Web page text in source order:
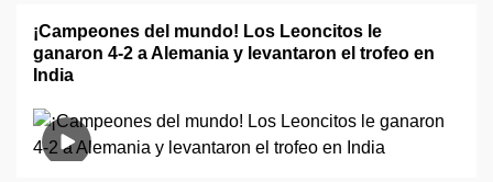
¡Campeones del mundo! Los Leoncitos le
ganaron 4-2 a Alemania y levantaron el trofeo en
India